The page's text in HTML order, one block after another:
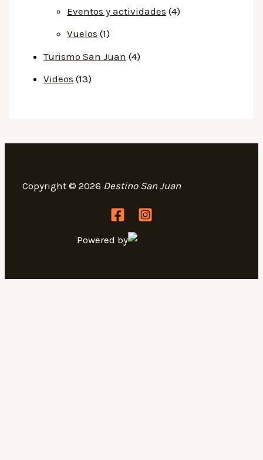
Eventos y actividades (4)
Vuelos (1)
Turismo San Juan (4)
Videos (13)
Copyright © 2026 Destino San Juan
Powered by